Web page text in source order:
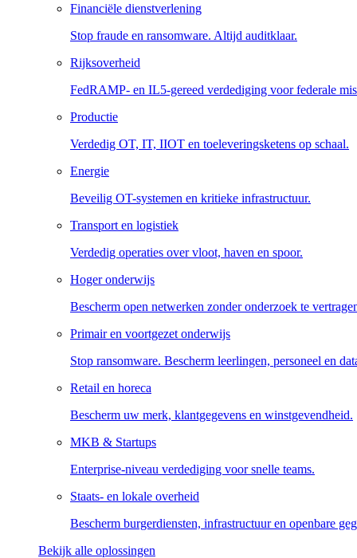
Financiële dienstverlening
Stop fraude en ransomware. Altijd auditklaar.
Rijksoverheid
FedRAMP- en IL5-gereed verdediging voor federale
Productie
Verdedig OT, IT, IIOT en toeleveringsketens op schaal.
Energie
Beveilig OT-systemen en kritieke infrastructuur.
Transport en logistiek
Verdedig operaties over vloot, haven en spoor.
Hoger onderwijs
Bescherm open netwerken zonder onderzoek te
Primair en voortgezet onderwijs
Stop ransomware. Bescherm leerlingen, personeel en
Retail en horeca
Bescherm uw merk, klantgegevens en winstgevendheid.
MKB & Startups
Enterprise-niveau verdediging voor snelle teams.
Staats- en lokale overheid
Bescherm burgerdiensten, infrastructuur en openbare
Bekijk alle oplossingen